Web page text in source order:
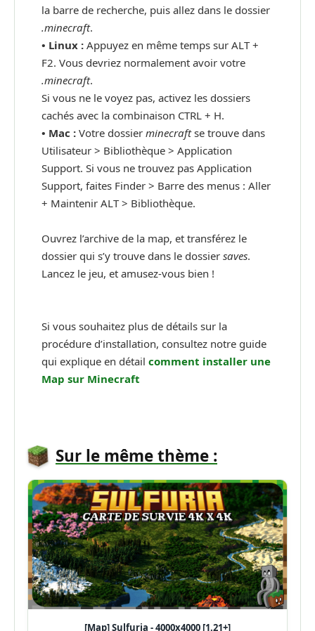
la barre de recherche, puis allez dans le dossier
.minecraft.
• Linux : Appuyez en même temps sur ALT +
F2. Vous devriez normalement avoir votre
.minecraft.
Si vous ne le voyez pas, activez les dossiers
cachés avec la combinaison CTRL + H.
• Mac : Votre dossier minecraftse trouve dans
Utilisateur > Bibliothèque > Application
Support. Si vous ne trouvez pas Application
Support, faites Finder > Barre des menus : Aller
+ Maintenir ALT > Bibliothèque.
Ouvrez l’archive de la map, et transférez le
dossier qui s’y trouve dans le dossier saves.
Lancez le jeu, et amusez-vous bien !
Si vous souhaitez plus de détails sur la
procédure d’installation, consultez notre guide
qui explique en détail comment installer une
Map sur Minecraft
Sur le même thème :
[Map] Sulfuria - 4000x4000 [1.21+]